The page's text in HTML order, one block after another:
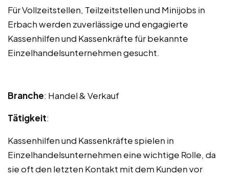
Für Vollzeitstellen, Teilzeitstellen und Minijobs in
Erbach werden zuverlässige und engagierte
Kassenhilfen und Kassenkräfte für bekannte
Einzelhandelsunternehmen gesucht.
Branche: Handel & Verkauf
Tätigkeit:
Kassenhilfen und Kassenkräfte spielen in
Einzelhandelsunternehmen eine wichtige Rolle, da
sie oft den letzten Kontakt mit dem Kunden vor